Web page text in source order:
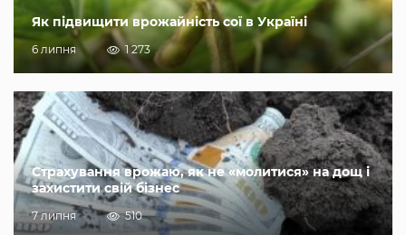
Як підвищити врожайність сої в Україні
6 липня 1 273
Страхування врожаю, як не «молитися» на дощ і
захистити свій бізнес
7 липня 510